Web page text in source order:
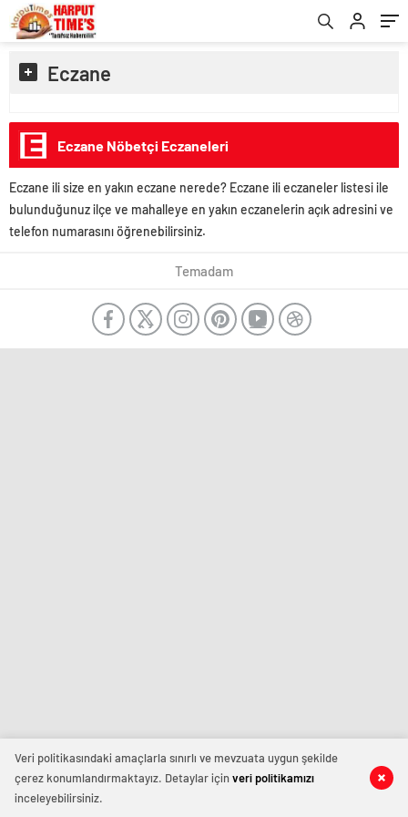
Eczane
Eczane Nöbetçi Eczaneleri
Eczane ili size en yakın eczane nerede? Eczane ili eczaneler listesi ile
bulunduğunuz ilçe ve mahalleye en yakın eczanelerin açık adresini ve
telefon numarasını öğrenebilirsiniz.
Temadam
Veri politikasındaki amaçlarla sınırlı ve mevzuata uygun şekilde
çerez konumlandırmaktayız. Detaylar içinveri politikamızı
inceleyebilirsiniz.